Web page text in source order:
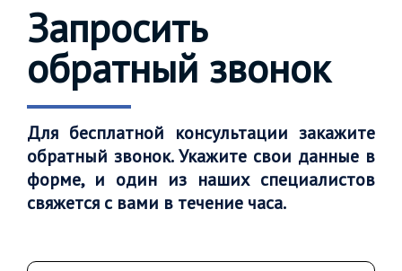
Запросить
обратный звонок
Для бесплатной консультации закажите
обратный звонок. Укажите свои данные в
форме, и один из наших специалистов
свяжется с вами в течение часа.